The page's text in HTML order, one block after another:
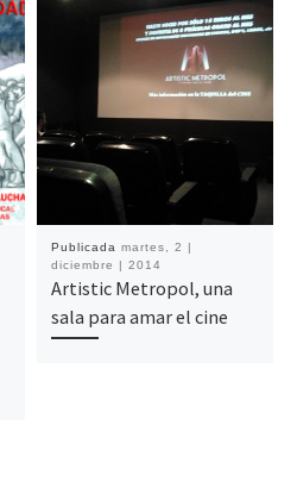
Publicada martes, 2 |
diciembre | 2014
Artistic Metropol, una
sala para amar el cine